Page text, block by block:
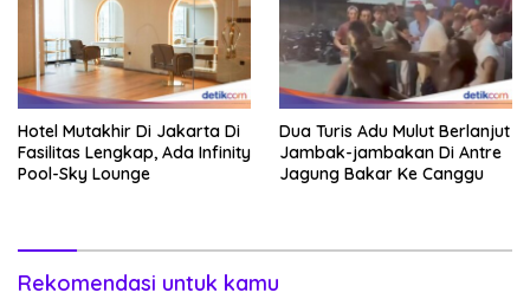
Hotel Mutakhir Di Jakarta Di
Fasilitas Lengkap, Ada Infinity
Pool-Sky Lounge
Dua Turis Adu Mulut Berlanjut
Jambak-jambakan Di Antre
Jagung Bakar Ke Canggu
Rekomendasi untuk kamu